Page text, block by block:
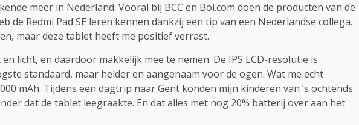
meer in Nederland. Vooral bij BCC en Bol.com doen de producten van de
de Redmi Pad SE leren kennen dankzij een tip van een Nederlandse collega.
maar deze tablet heeft me positief verrast.
licht, en daardoor makkelijk mee te nemen. De IPS LCD-resolutie is
standaard, maar helder en aangenaam voor de ogen. Wat me echt
mAh. Tijdens een dagtrip naar Gent konden mijn kinderen van ’s ochtends
dat de tablet leegraakte. En dat alles met nog 20% batterij over aan het